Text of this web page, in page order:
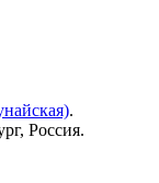
.
Россия.